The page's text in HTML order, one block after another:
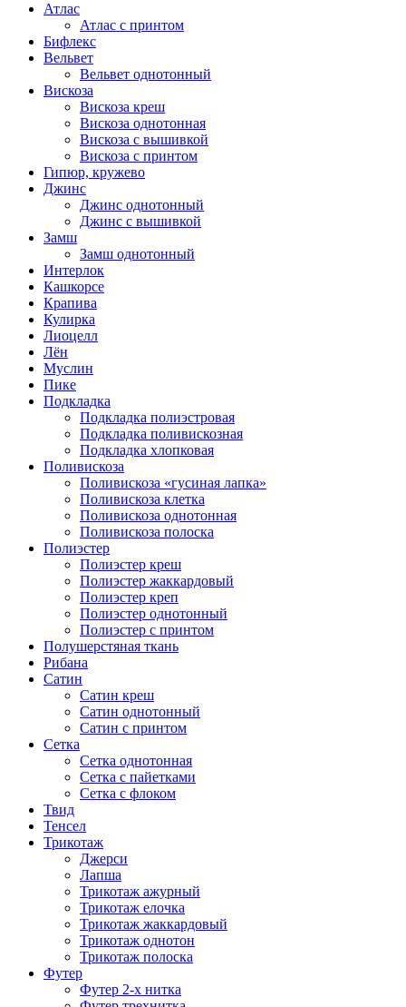
Атлас
Атлас с принтом
Бифлекс
Вельвет
Вельвет однотонный
Вискоза
Вискоза креш
Вискоза однотонная
Вискоза с вышивкой
Вискоза с принтом
Гипюр, кружево
Джинс
Джинс однотонный
Джинс с вышивкой
Замш
Замш однотонный
Интерлок
Кашкорсе
Крапива
Кулирка
Лиоцелл
Лён
Муслин
Пике
Подкладка
Подкладка полиэстровая
Подкладка поливискозная
Подкладка хлопковая
Поливискоза
Поливискоза «гусиная лапка»
Поливискоза клетка
Поливискоза однотонная
Поливискоза полоска
Полиэстер
Полиэстeр креш
Полиэстер жаккардовый
Полиэстер креп
Полиэстер однотонный
Полиэстер с принтом
Полушерстяная ткань
Рибана
Сатин
Сатин креш
Сатин однотонный
Сатин с принтом
Сетка
Сетка однотонная
Сетка с пайетками
Сетка с флоком
Твид
Тенсел
Трикотаж
Джерси
Лапша
Трикотаж ажурный
Трикотаж елочка
Трикотаж жаккардовый
Трикотаж однотон
Трикотаж полоска
Футер
Футер 2-х нитка